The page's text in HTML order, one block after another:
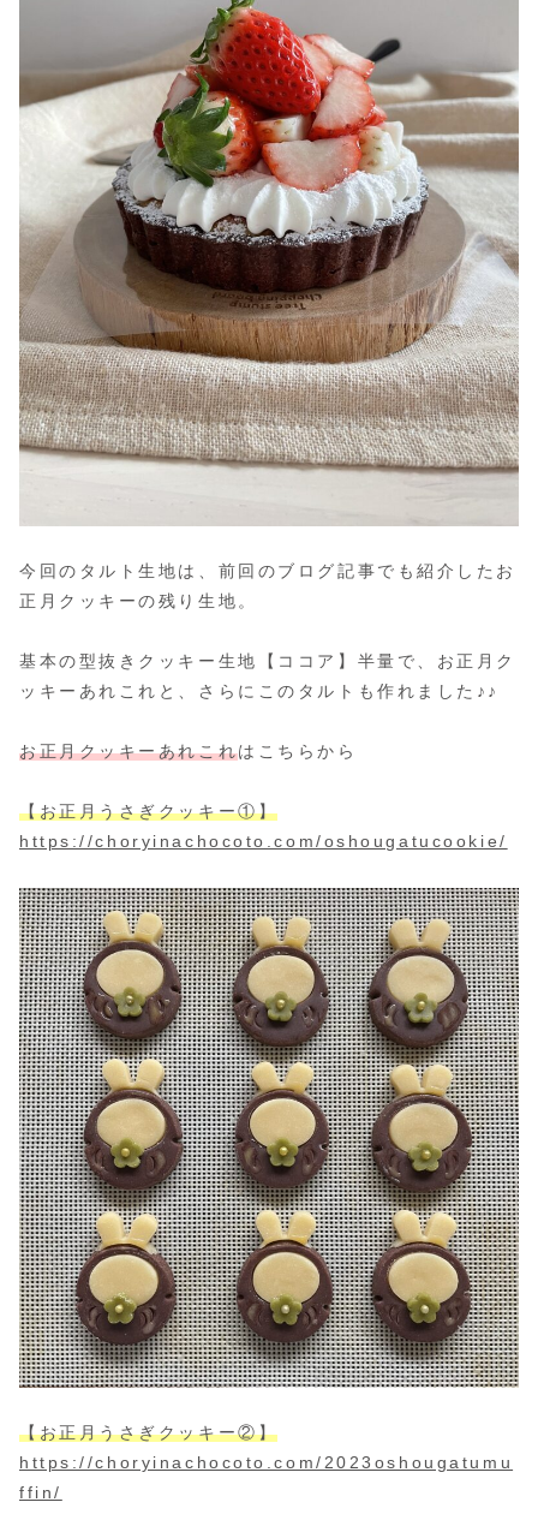
今回のタルト生地は、前回のブログ記事でも紹介したお
正月クッキーの残り生地。
基本の型抜きクッキー生地【ココア】半量で、お正月ク
ッキーあれこれと、さらにこのタルトも作れました♪♪
お正月クッキーあれこれはこちらから
【お正月うさぎクッキー①】
https://choryinachocoto.com/oshougatucookie/
【お正月うさぎクッキー②】
https://choryinachocoto.com/2023oshougatumu
ffin/